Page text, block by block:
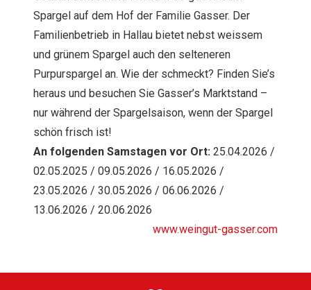
Spargel auf dem Hof der Familie Gasser. Der
Familienbetrieb in Hallau bietet nebst weissem
und grünem Spargel auch den selteneren
Purpurspargel an. Wie der schmeckt? Finden Sie’s
heraus und besuchen Sie Gasser’s Marktstand –
nur während der Spargelsaison, wenn der Spargel
schön frisch ist!
An folgenden Samstagen vor Ort: 25.04.2026 /
02.05.2025 / 09.05.2026 / 16.05.2026 /
23.05.2026 / 30.05.2026 / 06.06.2026 /
13.06.2026 / 20.06.2026
www.weingut-gasser.com